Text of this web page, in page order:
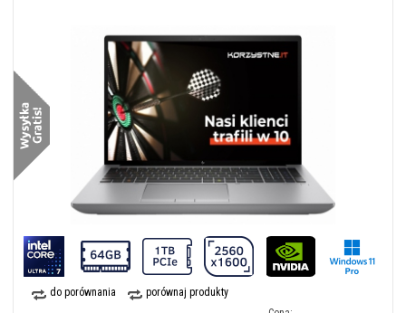
do porównania
porównaj produkty